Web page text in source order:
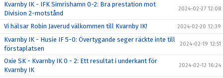
Kvarnby IK - IFK Simrishamn 0-2: Bra prestation mot
Division 2-motstånd
2024-02-27 12:08
Vi hälsar Robin Javerud välkommen till Kvarnby IK! 2024-02-20 12:39
Kvarnby IK - Husie IF 5-0: Övertygande seger räckte inte till
förstaplatsen
2024-02-19 12:51
Oxie SK - Kvarnby IK 0 - 2: Ett resultat i underkant för
Kvarnby IK
2024-02-12 16:24